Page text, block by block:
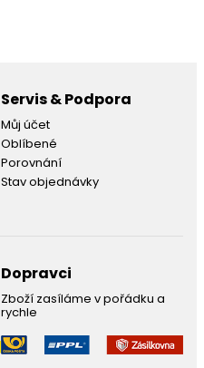
Servis & Podpora
Můj účet
Oblíbené
Porovnání
Stav objednávky
Dopravci
Zboží zasíláme v pořádku a
rychle